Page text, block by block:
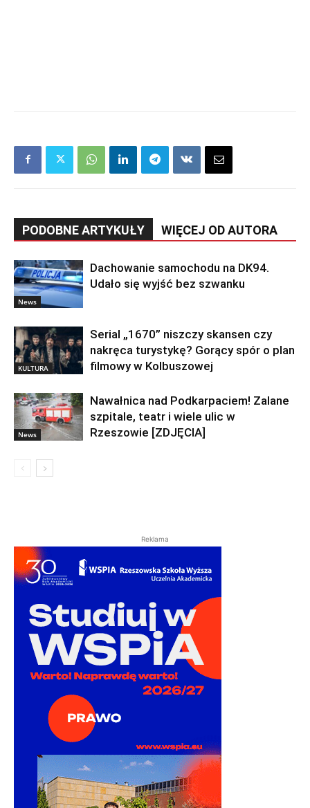
PODOBNE ARTYKUŁY WIĘCEJ OD AUTORA
News
Dachowanie samochodu na DK94.
Udało się wyjść bez szwanku
KULTURA
Serial „1670” niszczy skansen czy
nakręca turystykę? Gorący spór o plan
filmowy w Kolbuszowej
News
Nawałnica nad Podkarpaciem! Zalane
szpitale, teatr i wiele ulic w
Rzeszowie [ZDJĘCIA]
Reklama